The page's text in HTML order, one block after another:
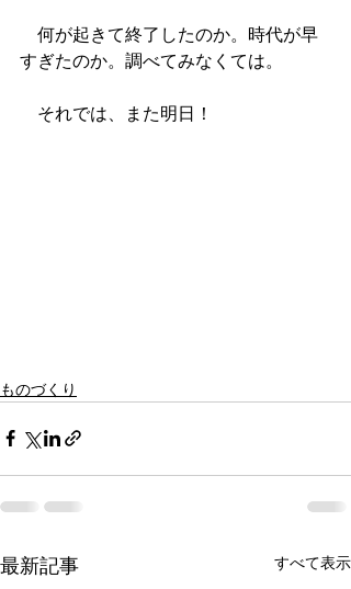
何が起きて終了したのか。時代が早
すぎたのか。調べてみなくては。
それでは、また明日！
ものづくり
最新記事 すべて表示